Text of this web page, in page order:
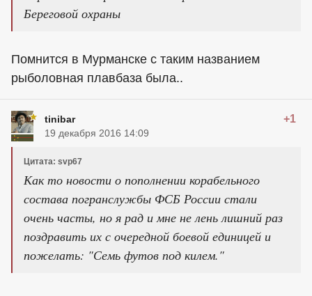
Береговой охраны
Помнится в Мурманске с таким названием
рыболовная плавбаза была..
tinibar +1
19 декабря 2016 14:09
Цитата: svp67
Как то новости о пополнении корабельного
состава погранслужбы ФСБ России стали
очень часты, но я рад и мне не лень лишний раз
поздравить их с очередной боевой единицей и
пожелать: "Семь футов под килем."